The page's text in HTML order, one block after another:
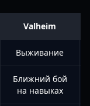
Valheim
Выживание
Ближний бой
на навыках